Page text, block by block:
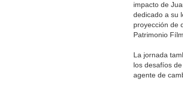
impacto de
dedicado a su
proyección de
Patrimonio
La jornada
los desafíos
agente de